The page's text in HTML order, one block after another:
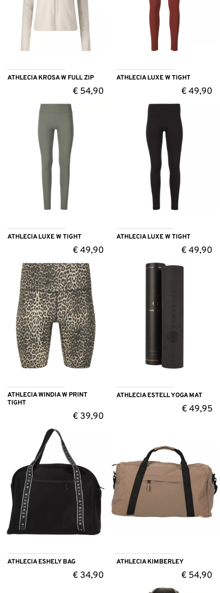
ATHLECIA KROSA W FULL ZIP
€54,90
ATHLECIA LUXE W TIGHT
€49,90
ATHLECIA LUXE W TIGHT
€49,90
ATHLECIA LUXE W TIGHT
€49,90
ATHLECIA WINDIA W PRINT
TIGHT
€39,90
ATHLECIA ESTELL YOGA MAT
€49,95
ATHLECIA ESHELY BAG
€34,90
ATHLECIA KIMBERLEY
€ 54,90